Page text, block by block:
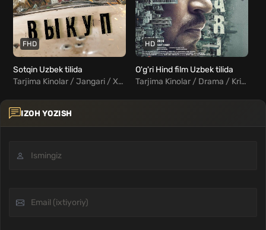
FHD
Sotqin Uzbek tilida
Tarjima Kinolar / Jangari / Xorij Kinolar Uzbek Tilida
HD
O'g'ri Hind film Uzbek tilida
Tarjima Kinolar / Drama / Kriminal / Sarguzasht / Triller / Hind Kinolar Uzbek Tilida
IZOH YOZISH